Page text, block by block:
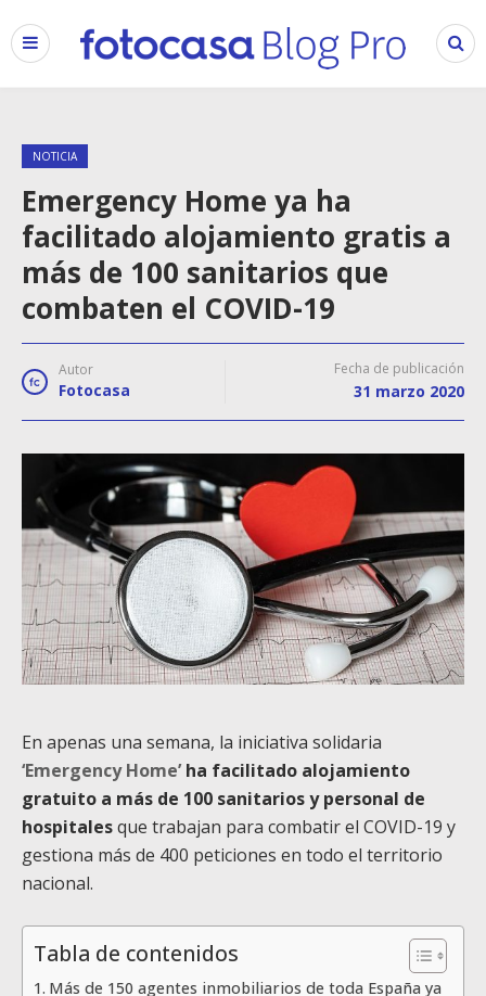
NOTICIA
Emergency Home ya ha
facilitado alojamiento gratis a
más de 100 sanitarios que
combaten el COVID-19
Autor
Fotocasa
Fecha de publicación
31 marzo 2020
En apenas una semana, la iniciativa solidaria
‘Emergency Home’ha facilitado alojamiento
gratuito a más de 100 sanitarios y personal de
hospitalesque trabajan para combatir el COVID-19 y
gestiona más de 400 peticiones en todo el territorio
nacional.
Tabla de contenidos
Más de 150 agentes inmobiliarios de toda España ya